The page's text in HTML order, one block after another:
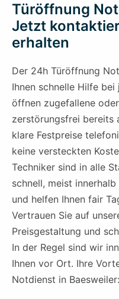
Türöffnung
Jetzt
erhalten
Der 24h Türöffnung
Ihnen schnelle Hilfe
öffnen zugefallene
zerstörungsfrei
klare Festpreise
keine versteckten
Techniker sind in alle
schnell, meist
und helfen Ihnen fair
Vertrauen Sie auf
Preisgestaltung und
In der Regel sind wir
Ihnen vor Ort. Ihre
Notdienst in Baesweiler: